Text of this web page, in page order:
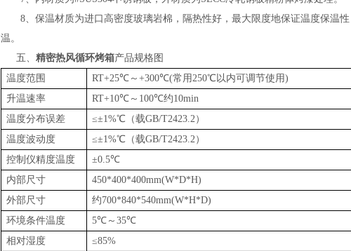
8、保温材质为进口高密度玻璃岩棉，隔热性好，最大限度地保证温度保温性
温。
五、 精密热风循环烤箱产品规格图
温度范围
RT+25℃～+300℃(常用250℃以内可调节使用)
升温速率
RT+10℃～100℃约10min
温度分布误差
≤±1%℃（载GB/T2423.2）
温度波动度
≤±1%℃（载GB/T2423.2）
控制仪精度温度
±0.5℃
内部尺寸
450*400*400mm(W*D*H)
外部尺寸
约700*840*540mm(W*H*D)
环境条件温度
5℃～35℃
相对湿度
≤85%